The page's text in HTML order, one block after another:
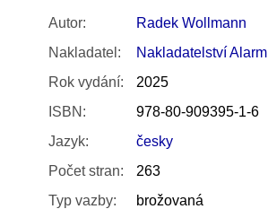
Autor:
Radek Wollmann
Nakladatel :
Nakladatelství Alarm
Rok vydání:
2025
ISBN :
978-80-909395-1-6
Jazyk:
česky
Počet stran:
263
Typ vazby: brožovaná